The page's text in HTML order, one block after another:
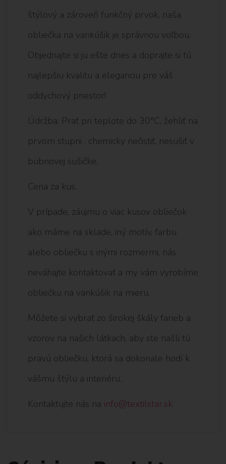
štýlový a zároveň funkčný prvok, naša
obliečka na vankúšik je správnou voľbou.
Objednajte si ju ešte dnes a doprajte si tú
najlepšiu kvalitu a eleganciu pre váš
oddychový priestor!
Údržba: Prať pri teplote do 30°C, žehliť na
prvom stupni , chemicky nečistiť, nesušiť v
bubnovej sušičke.
Cena za kus.
V prípade, záujmu o viac kusov obliečok
ako máme na sklade, iný motív, farbu
alebo obliečku s inými rozmermi, nás
neváhajte kontaktovať a my vám vyrobíme
obliečku na vankúšik na mieru.
Môžete si vybrať zo širokej škály farieb a
vzorov na našich látkach, aby ste našli tú
pravú obliečku, ktorá sa dokonale hodí k
vášmu štýlu a interiéru.
Kontaktujte nás na info@textilstar.sk